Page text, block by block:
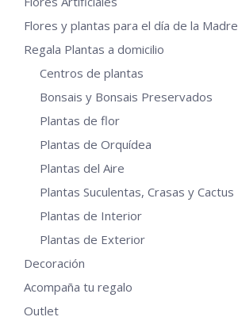
Flores y plantas para el día de la Madre
Regala Plantas a domicilio
Centros de plantas
Bonsais y Bonsais Preservados
Plantas de flor
Plantas de Orquídea
Plantas del Aire
Plantas Suculentas, Crasas y Cactus
Plantas de Interior
Plantas de Exterior
Decoración
Acompaña tu regalo
Outlet